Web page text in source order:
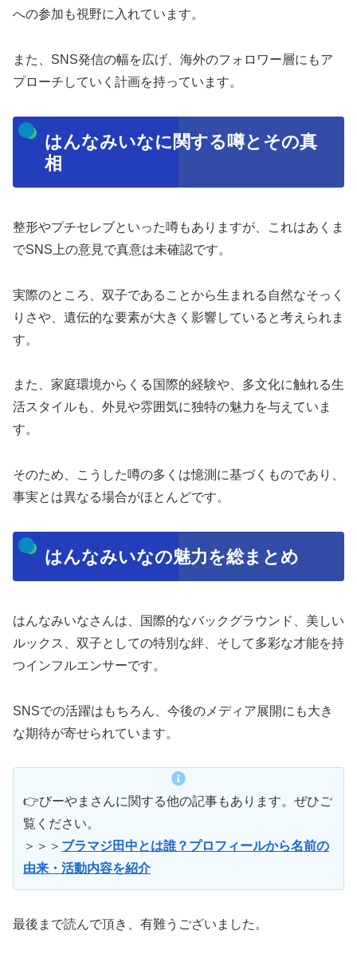
への参加も視野に入れています。
また、SNS発信の幅を広げ、海外のフォロワー層にもア
プローチしていく計画を持っています。
はんなみいなに関する噂とその真
相
整形やプチセレブといった噂もありますが、これはあくま
でSNS上の意見で真意は未確認です。
実際のところ、双子であることから生まれる自然なそっく
りさや、遺伝的な要素が大きく影響していると考えられま
す。
また、家庭環境からくる国際的経験や、多文化に触れる生
活スタイルも、外見や雰囲気に独特の魅力を与えていま
す。
そのため、こうした噂の多くは憶測に基づくものであり、
事実とは異なる場合がほとんどです。
はんなみいなの魅力を総まとめ
はんなみいなさんは、国際的なバックグラウンド、美しい
ルックス、双子としての特別な絆、そして多彩な才能を持
つインフルエンサーです。
SNSでの活躍はもちろん、今後のメディア展開にも大き
な期待が寄せられています。
👉びーやまさんに関する他の記事もあります。ぜひご
覧ください。
＞＞＞ ブラマジ田中とは誰？プロフィールから名前の
由来・活動内容を紹介
最後まで読んで頂き、有難うございました。